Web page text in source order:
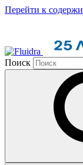
Перейти к
Поиск